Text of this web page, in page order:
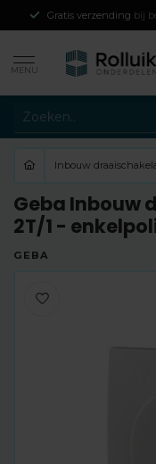
Gratis verzending bij
MENU
Inbouw
Geba Inbouw
2T/1 -
GEBA